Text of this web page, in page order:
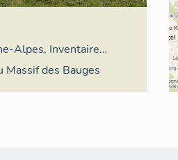
Alpes, Inventaire
des Bauges